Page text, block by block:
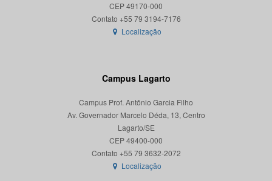
CEP 49170-000
Localização
Campus Lagarto
Campus Prof. Antônio Garcia Filho
Av. Governador Marcelo Déda, 13, Centro
Lagarto/SE
CEP 49400-000
Localização